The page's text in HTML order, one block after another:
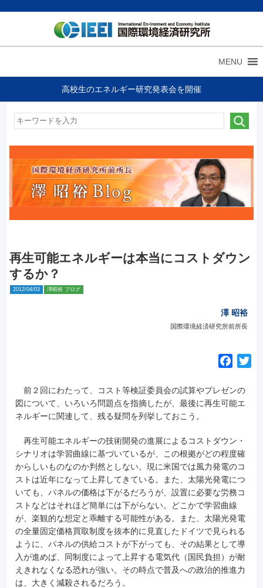
MENU
高校生のエネルギー研究発表会を開催
再生可能エネルギーは本当にコストダウン
するか？
2012/04/03 澤昭裕 ブログ
澤 昭裕
国際環境経済研究所前所長
c
e
o
k
前２回にわたって、コスト等検証委員会の試算やプレゼンの
図について、いろいろ問題点を指摘したが、最後に再生可能エ
ネルギーに関連して、残る疑問を列挙しておこう。
再生可能エネルギーの技術開発の進展によるコストダウン・
シナリオは学習曲線に基づいているが、この根拠がどの程度確
からしいものなのか判然としない。現に米国では風力発電のコ
ストは近年になって上昇してきている。
また、太陽光発電につ
いても、パネルの価格は下がるだろうが、設置に必要な労務コ
ストなどはそれほど簡単には下がらない。どこかで学習曲線
が、楽観的な想定と乖離する可能性がある。また、太陽光発電
の全量固定価格買取制度を抜本的に見直したドイツで見られる
ように、パネルの供給コストが下がっても、その結果として導
入が進めば、同制度によって上昇する電気代（国民負担）が耐
えきれなくなる恐れが強い。その時点で普及への政治的推進力
は、大きく減殺されるだろう。